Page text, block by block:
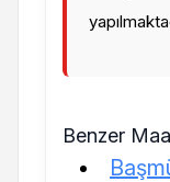
Benzer